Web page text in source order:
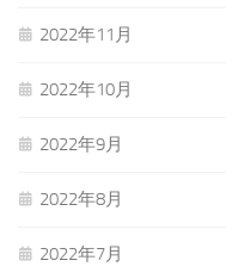
2022年11月
2022年10月
2022年9月
2022年8月
2022年7月